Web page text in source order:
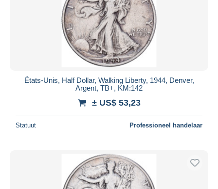
États-Unis, Half Dollar, Walking Liberty, 1944, Denver,
Argent, TB+, KM:142
± US$ 53,23
Statuut Professioneel handelaar